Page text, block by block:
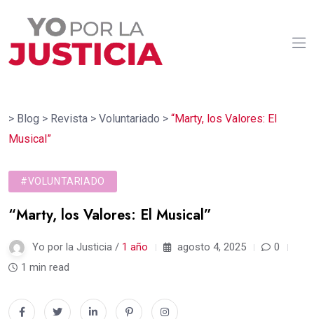
> Blog > Revista > Voluntariado > “Marty, los Valores: El
Musical”
#VOLUNTARIADO
“Marty, los Valores: El Musical”
Yo por la Justicia / 1 año agosto 4, 2025
0
1 min read